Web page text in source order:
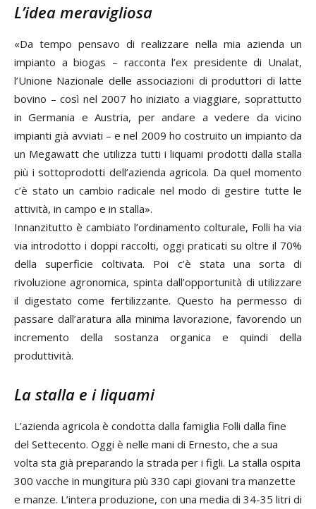
L’idea meravigliosa
«Da tempo pensavo di realizzare nella mia azienda un
impianto a biogas – racconta l’ex presidente di Unalat,
l’Unione Nazionale delle associazioni di produttori di latte
bovino – così nel 2007 ho iniziato a viaggiare, soprattutto
in Germania e Austria, per andare a vedere da vicino
impianti già avviati – e nel 2009 ho costruito un impianto da
un Megawatt che utilizza tutti i liquami prodotti dalla stalla
più i sottoprodotti dell’azienda agricola. Da quel momento
c’è stato un cambio radicale nel modo di gestire tutte le
attività, in campo e in stalla».
Innanzitutto è cambiato l’ordinamento colturale, Folli ha via
via introdotto i doppi raccolti, oggi praticati su oltre il 70%
della superficie coltivata. Poi c’è stata una sorta di
rivoluzione agronomica, spinta dall’opportunità di utilizzare
il digestato come fertilizzante. Questo ha permesso di
passare dall’aratura alla minima lavorazione, favorendo un
incremento della sostanza organica e quindi della
produttività.
La stalla e i liquami
L’azienda agricola è condotta dalla famiglia Folli dalla fine
del Settecento. Oggi è nelle mani di Ernesto, che a sua
volta sta già preparando la strada per i figli. La stalla ospita
300 vacche in mungitura più 330 capi giovani tra manzette
e manze. L’intera produzione, con una media di 34-35 litri di